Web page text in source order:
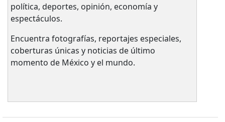
política, deportes, opinión, economía y
espectáculos.
Encuentra fotografías, reportajes especiales,
coberturas únicas y noticias de último
momento de México y el mundo.